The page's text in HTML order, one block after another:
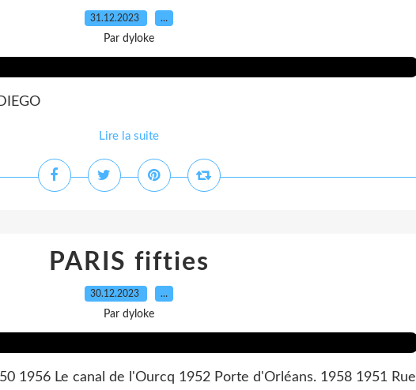
31.12.2023 …
Par dyloke
Lire la suite
PARIS fifties
30.12.2023 …
Par dyloke
1956 Le canal de l'Ourcq 1952 Porte d'Orléans. 1958 1951 Rue